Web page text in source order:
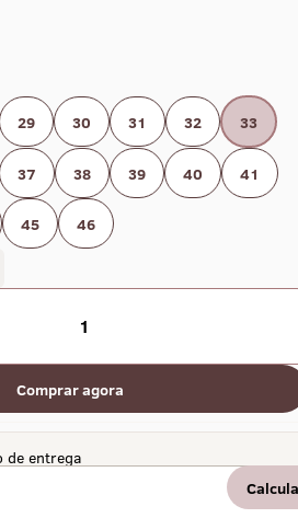
29 30 31 32 33
37 38 39 40 41
45 46
1
Comprar agora
de entrega